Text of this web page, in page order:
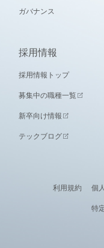
ガバナンス
採用情報
採用情報トップ
募集中の職種一覧
新卒向け情報
テックブログ
利用規約 個
特